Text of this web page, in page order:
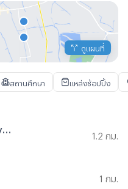
ดูแผนที่
สถานศึกษา แหล่งช้อปปิ้ง
1.2 กม.
1 กม.